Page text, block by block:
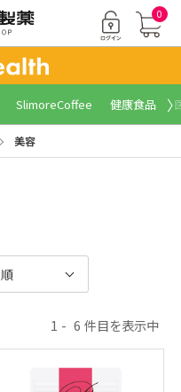
0
SlimoreCoffee 健康食品 〉
美容
1 6